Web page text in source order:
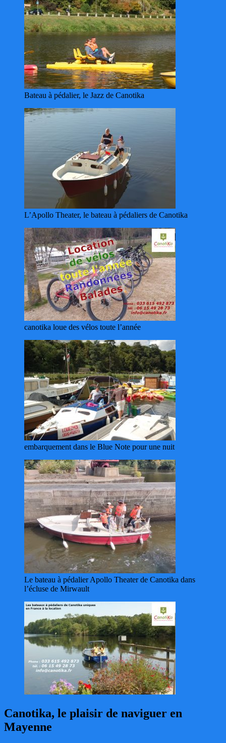
Bateau à pédalier, le Jazz de Canotika
L’Apollo Theater, le bateau à pédaliers de Canotika
canotika loue des vélos toute l’année
embarquement dans le Blue Note pour une nuit
Le bateau à pédalier Apollo Theater de Canotika dans
l’écluse de Mirwault
Canotika, le plaisir de naviguer en
Mayenne